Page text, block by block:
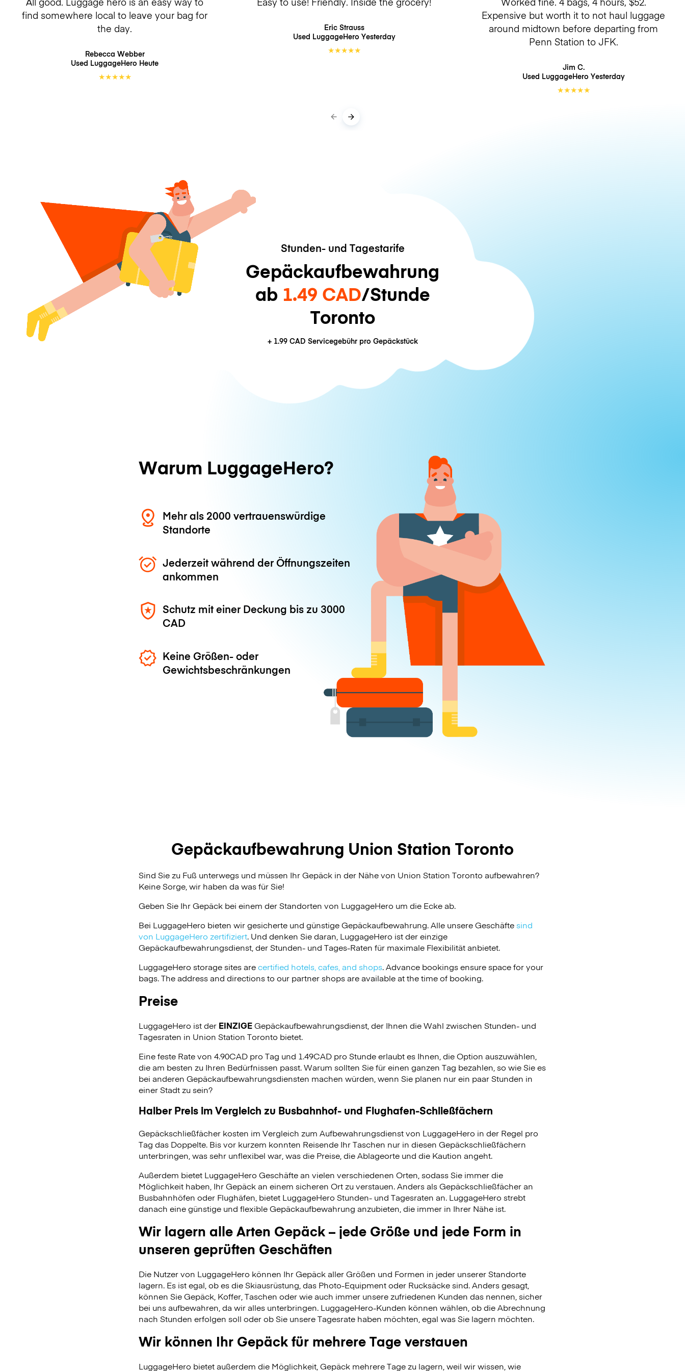
find somewhere local to leave your bag for
the day.
Rebecca Webber
Used LuggageHero Heute
★★★★★
Eric Strauss
Used LuggageHero Yesterday
★★★★★
Expensive but worth it to not haul luggage
around midtown before departing from
Penn Station to JFK.
Jim C.
Used LuggageHero Yesterday
★★★★★
Stunden- und Tagestarife
Gepäckaufbewahrung
ab 1.49 CAD/Stunde
Toronto
+ 1.99 CAD Servicegebühr pro Gepäckstück
Warum LuggageHero?
Mehr als 2000 vertrauenswürdige
Standorte
Jederzeit während der Öffnungszeiten
ankommen
Schutz mit einer Deckung bis zu 3000
CAD
Keine Größen- oder
Gewichtsbeschränkungen
Gepäckaufbewahrung Union Station Toronto
Sind Sie zu Fuß unterwegs und müssen Ihr Gepäck in der Nähe von Union Station Toronto aufbewahren?
Keine Sorge, wir haben da was für Sie!
Geben Sie Ihr Gepäck bei einem der Standorten von LuggageHero um die Ecke ab.
Bei LuggageHero bieten wir gesicherte und günstige Gepäckaufbewahrung. Alle unsere Geschäftesind
von LuggageHero zertifiziert. Und denken Sie daran, LuggageHero ist der einzige
Gepäckaufbewahrungsdienst, der Stunden- und Tages-Raten für maximale Flexibilität anbietet.
LuggageHero storage sites arecertified hotels, cafes, and shops. Advance bookings ensure space for your
bags. The address and directions to our partner shops are available at the time of booking.
Preise
LuggageHero ist der EINZIGEGepäckaufbewahrungsdienst, der Ihnen die Wahl zwischen Stunden- und
Tagesraten in Union Station Toronto bietet.
Eine feste Rate von 4.90CAD pro Tag und 1.49CAD pro Stunde erlaubt es Ihnen, die Option auszuwählen,
die am besten zu Ihren Bedürfnissen passt. Warum sollten Sie für einen ganzen Tag bezahlen, so wie Sie es
bei anderen Gepäckaufbewahrungsdiensten machen würden, wenn Sie planen nur ein paar Stunden in
einer Stadt zu sein?
Halber Preis im Vergleich zu Busbahnhof- und Flughafen-Schließfächern
Gepäckschließfächer kosten im Vergleich zum Aufbewahrungsdienst von LuggageHero in der Regel pro
Tag das Doppelte. Bis vor kurzem konnten Reisende Ihr Taschen nur in diesen Gepäckschließfächern
unterbringen, was sehr unflexibel war, was die Preise, die Ablageorte und die Kaution angeht.
Außerdem bietet LuggageHero Geschäfte an vielen verschiedenen Orten, sodass Sie immer die
Möglichkeit haben, Ihr Gepäck an einem sicheren Ort zu verstauen. Anders als Gepäckschließfächer an
Busbahnhöfen oder Flughäfen, bietet LuggageHero Stunden- und Tagesraten an. LuggageHero strebt
danach eine günstige und flexible Gepäckaufbewahrung anzubieten, die immer in Ihrer Nähe ist.
Wir lagern alle Arten Gepäck – jede Größe und jede Form in
unseren geprüften Geschäften
Die Nutzer von LuggageHero können Ihr Gepäck aller Größen und Formen in jeder unserer Standorte
lagern. Es ist egal, ob es die Skiausrüstung, das Photo-Equipment oder Rucksäcke sind. Anders gesagt,
können Sie Gepäck, Koffer, Taschen oder wie auch immer unsere zufriedenen Kunden das nennen, sicher
bei uns aufbewahren, da wir alles unterbringen. LuggageHero-Kunden können wählen, ob die Abrechnung
nach Stunden erfolgen soll oder ob Sie unsere Tagesrate haben möchten, egal was Sie lagern möchten.
Wir können Ihr Gepäck für mehrere Tage verstauen
LuggageHero bietet außerdem die Möglichkeit, Gepäck mehrere Tage zu lagern, weil wir wissen, wie